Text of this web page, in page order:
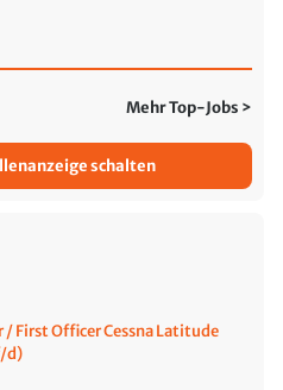
Mehr Top-Jobs >
schalten
First Officer Cessna Latitude
d)